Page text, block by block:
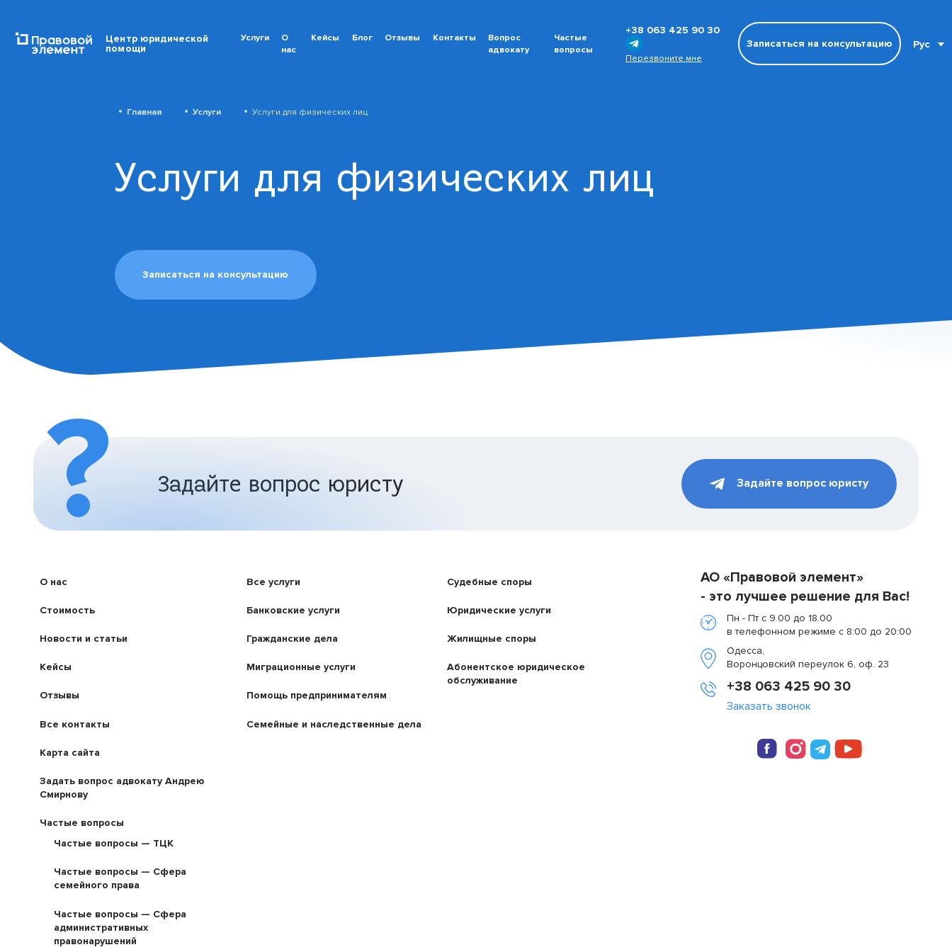
Центр юридической
помощи
Услуги
О
нас
Кейсы Блог Отзывы Контакты
Вопрос
адвокату
Частые
вопросы
+38 063 425 90 30
Перезвоните мне
Записаться на консультацию Рус
Главная Услуги Услуги для физических лиц
Услуги для физических лиц
Записаться на консультацию
Задайте вопрос юристу Задайте вопрос юристу
О нас
Стоимость
Новости и статьи
Кейсы
Отзывы
Все контакты
Карта сайта
Задать вопрос адвокату Андрею
Смирнову
Частые вопросы
Частые вопросы — ТЦК
Частые вопросы — Сфера
семейного права
Частые вопросы — Сфера
административных
правонарушений
Все услуги
Банковские услуги
Гражданские дела
Миграционные услуги
Помощь предпринимателям
Семейные и наследственные дела
Судебные споры
Юридические услуги
Жилищные споры
Абонентское юридическое
обслуживание
АО «Правовой элемент»
- это лучшее решение для Вас!
Пн - Пт с 9.00 до 18.00
в телефонном режиме с 8:00 до 20:00
Одесса,
Воронцовский переулок 6, оф. 23
+38 063 425 90 30
Заказать звонок